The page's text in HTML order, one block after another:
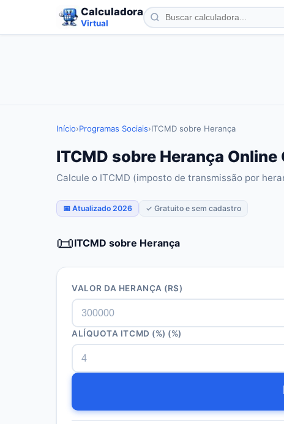
Calculadora
Virtual
Início›Programas Sociais›ITCMD sobre Herança
ITCMD sobre Herança
Calcule o ITCMD (imposto de transmissão por
📅 Atualizado 2026 ✓ Gratuito e sem cadastro
📜ITCMD sobre Herança
VALOR DA HERANÇA (R$)
ALÍQUOTA ITCMD (%) (%)